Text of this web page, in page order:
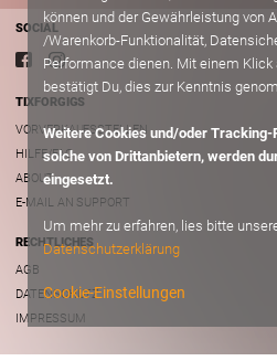
SOCIAL
TIXFORGIGS
VORVERKAUFSSTELLEN
HILFE/FAQ
ABOUT
E-MAIL AN SUPPORT
RECHTLICHES
AGB
DATENSCHUTZ
IMPRESSUM
können und der Gewährleistung von
/Warenkorb-Funktionalität,
Performance dienen. Mit einem Klick
bestätigt Du, dies zur Kenntnis
Weitere Cookies und/oder Tracking-
solche von Drittanbietern, werden
eingesetzt.
Um mehr zu erfahren, lies bitte
Datenschutzerklärung
Cookie-Einstellungen